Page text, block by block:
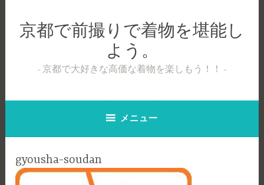
プ
京都で前撮りで着物を堪能し
よう。
京都で大好きな高価な着物を楽しもう！！
メニュー
gyousha-soudan